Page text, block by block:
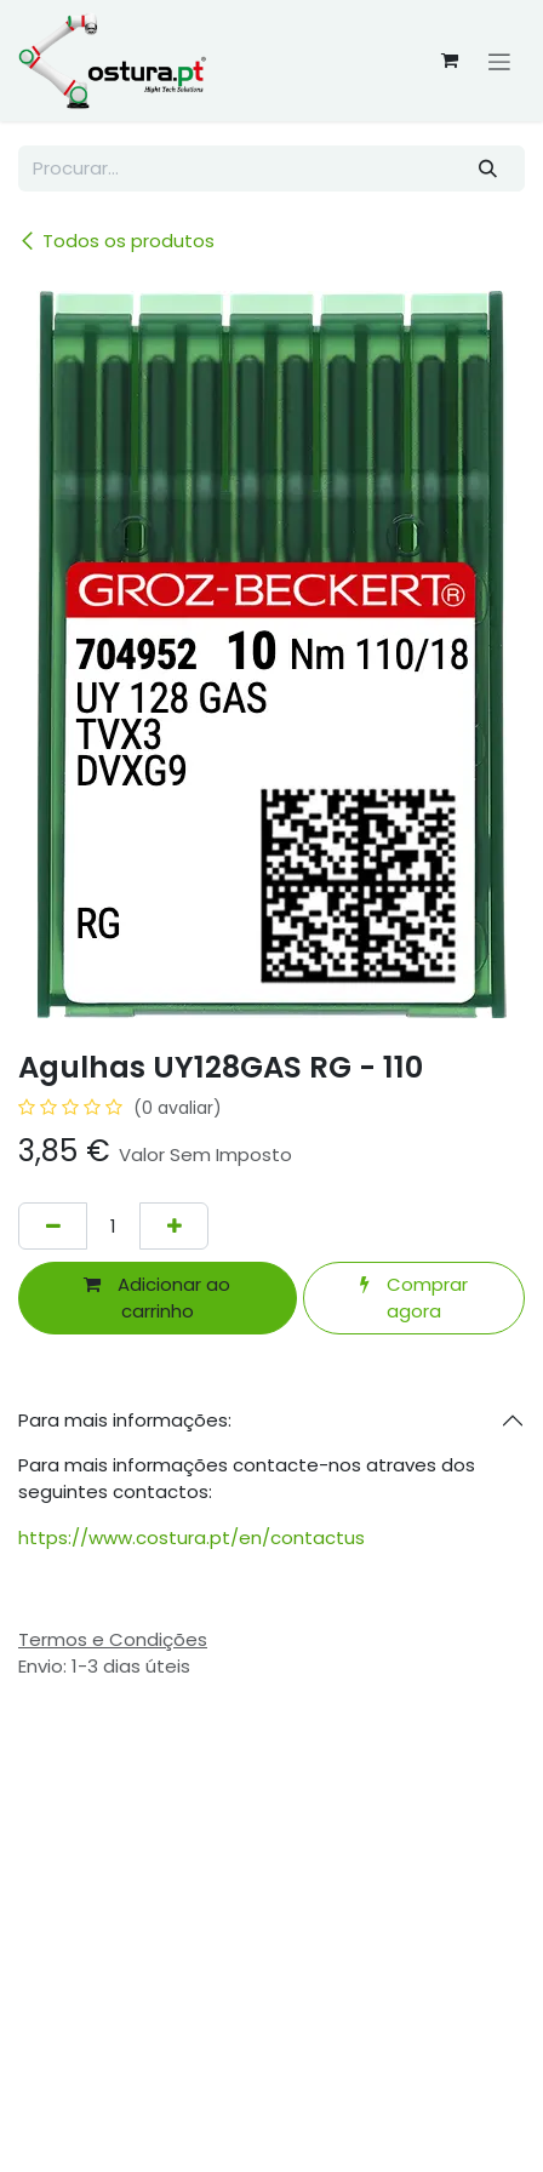
Skip to Content
Todos os produtos
Agulhas UY128GAS RG - 110
(0 avaliar)
3,85 € Valor Sem Imposto
Adicionar ao
carrinho
Comprar
agora
Para mais informações:
Para mais informações contacte-nos atraves dos
seguintes contactos:
https://www.costura.pt/en/contactus
Termos e Condições
Envio: 1-3 dias úteis